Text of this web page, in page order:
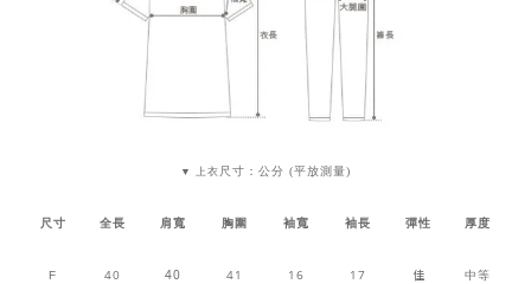
▼ 上衣 尺寸：公分 (平放測量)
尺寸 全長 肩寬 胸圍 袖寬 袖長 彈性 厚度
F 40 40 41 16 17 佳 中等